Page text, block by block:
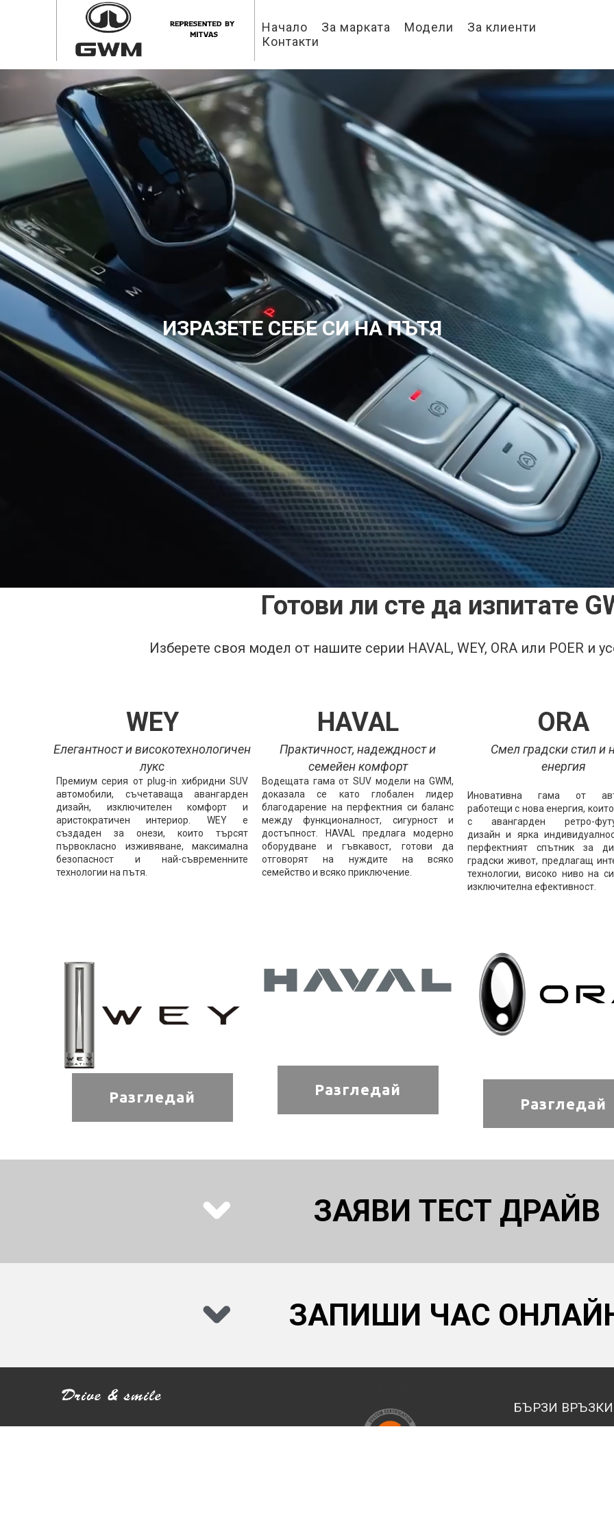
Начало За марката Модели
За клиенти
Контакти
ИЗРАЗЕТЕ СЕБЕ СИ НА ПЪТЯ
Готови ли сте да изпитате
Изберете своя модел от нашите серии HAVAL, WEY, ORA или POER и
WEY
Елегантност и високотехнологичен
лукс
Премиум серия от plug-in хибридни SUV
автомобили, съчетаваща авангарден
дизайн, изключителен комфорт и
аристократичен интериор. WEY е
създаден за онези, които търсят
първокласно изживяване, максимална
безопасност и най-съвременните
технологии на пътя.
Разгледай
HAVAL
Практичност, надеждност и
семейен комфорт
Водещата гама от SUV модели на GWM,
доказала се като глобален лидер
благодарение на перфектния си баланс
между функционалност, сигурност и
достъпност. HAVAL предлага модерно
оборудване и гъвкавост, готови да
отговорят на нуждите на всяко
семейство и всяко приключение.
Разгледай
ORA
Смел градски стил и
енергия
Иновативна гама от
работещи с нова енергия,
с авангарден ретро-
дизайн и ярка
перфектният спътник за
градски живот, предлагащ
технологии, високо ниво на
изключителна ефективност.
Разгледай
ЗАЯВИ ТЕСТ ДРАЙВ
ЗАПИШИ ЧАС
ВАШИЯТ АВТОМОБИЛ Е В ДОБРИ РЪЦЕ
БЪРЗИ ВРЪЗКИ